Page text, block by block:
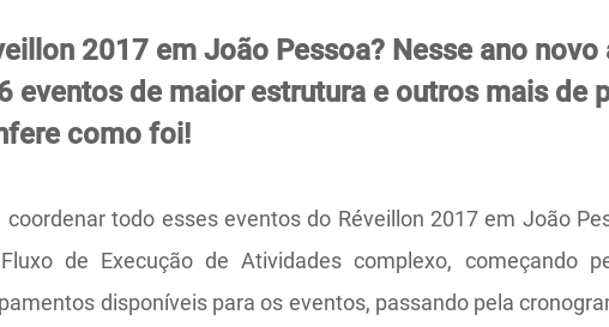
2017 em João Pessoa? Nesse ano
eventos de maior estrutura e outros mais de
como foi!
coordenar todo esses eventos do Réveillon 2017 em João
de Execução de Atividades complexo, começando
disponíveis para os eventos, passando pela